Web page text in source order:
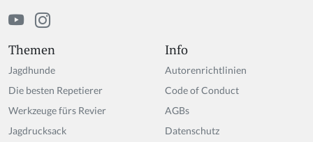
Themen
Jagdhunde
Die besten Repetierer
Werkzeuge fürs Revier
Jagdrucksack
Info
Autorenrichtlinien
Code of Conduct
AGBs
Datenschutz